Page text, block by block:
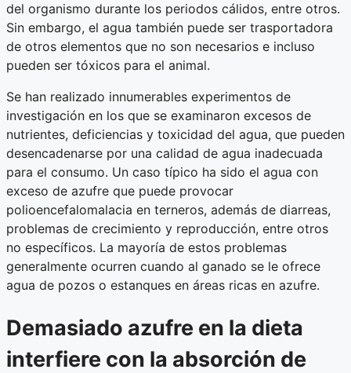
del organismo durante los periodos cálidos, entre otros.
Sin embargo, el agua también puede ser trasportadora
de otros elementos que no son necesarios e incluso
pueden ser tóxicos para el animal.
Se han realizado innumerables experimentos de
investigación en los que se examinaron excesos de
nutrientes, deficiencias y toxicidad del agua, que pueden
desencadenarse por una calidad de agua inadecuada
para el consumo. Un caso típico ha sido el agua con
exceso de azufre que puede provocar
polioencefalomalacia en terneros, además de diarreas,
problemas de crecimiento y reproducción, entre otros
no específicos. La mayoría de estos problemas
generalmente ocurren cuando al ganado se le ofrece
agua de pozos o estanques en áreas ricas en azufre.
Demasiado azufre en la dieta
interfiere con la absorción de